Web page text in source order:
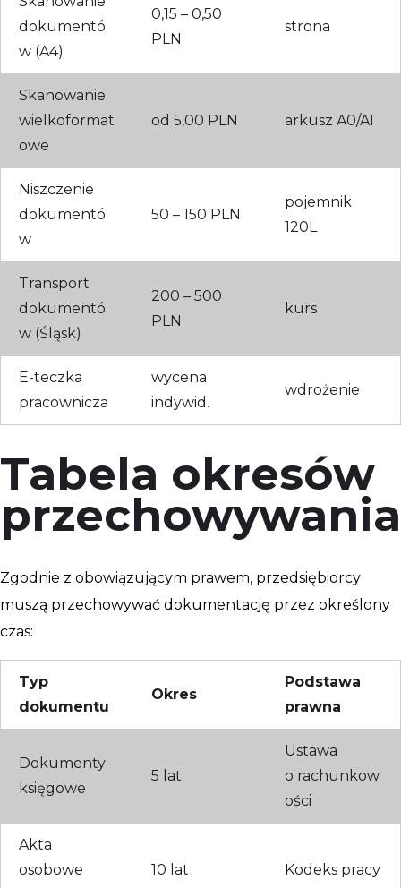
dokumentó
w (A4)
0,15 – 0,50
PLN
strona
Skanowanie
wielkoformat
owe
od 5,00 PLN arkusz A0/A1
Niszczenie
dokumentó
w
50 – 150 PLN
pojemnik
120L
Transport
dokumentó
w (Śląsk)
200 – 500
PLN
kurs
E-teczka
pracownicza
wycena
indywid.
wdrożenie
Tabela okresów
przechowywania
Zgodnie z obowiązującym prawem, przedsiębiorcy
muszą przechowywać dokumentację przez określony
czas:
Typ
dokumentu
Okres
Podstawa
prawna
Dokumenty
księgowe
5 lat
Ustawa
o rachunkow
ości
Akta
osobowe
10 lat Kodeks pracy